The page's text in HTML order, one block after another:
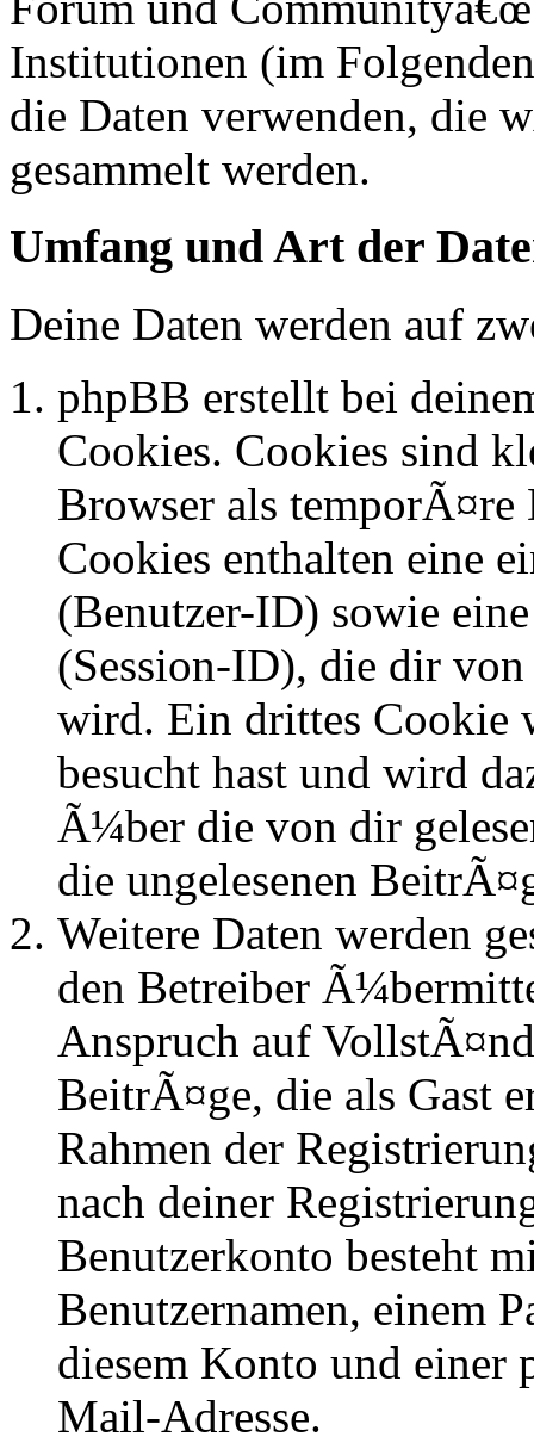
Institutionen (im
die Daten verwenden, die
gesammelt werden.
Umfang und Art der
Deine Daten werden auf
phpBB erstellt bei
Cookies. Cookies sind
Browser als temporÃ¤re
Cookies enthalten eine
(Benutzer-ID) sowie
(Session-ID), die dir
wird. Ein drittes Cookie
besucht hast und wird
Ã¼ber die von dir
die ungelesenen
Weitere Daten werden
den Betreiber
Anspruch auf
BeitrÃ¤ge, die als Gast
Rahmen der
nach deiner
Benutzerkonto besteht
Benutzernamen, einem
diesem Konto und
Mail-Adresse.